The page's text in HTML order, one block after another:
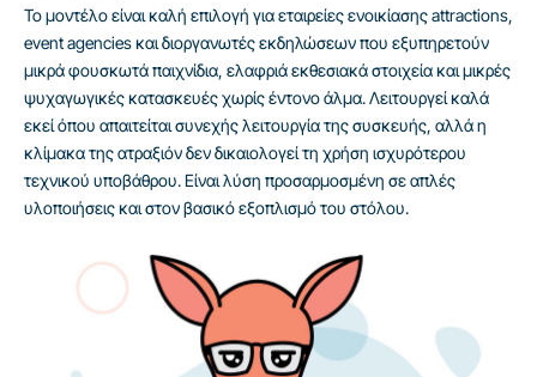
Το μοντέλο είναι καλή επιλογή για εταιρείες ενοικίασης attractions,
event agencies και διοργανωτές εκδηλώσεων που εξυπηρετούν
μικρά φουσκωτά παιχνίδια, ελαφριά εκθεσιακά στοιχεία και μικρές
ψυχαγωγικές κατασκευές χωρίς έντονο άλμα. Λειτουργεί καλά
εκεί όπου απαιτείται συνεχής λειτουργία της συσκευής, αλλά η
κλίμακα της ατραξιόν δεν δικαιολογεί τη χρήση ισχυρότερου
τεχνικού υποβάθρου. Είναι λύση προσαρμοσμένη σε απλές
υλοποιήσεις και στον βασικό εξοπλισμό του στόλου.